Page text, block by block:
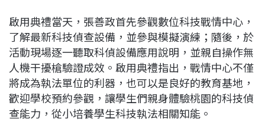
啟用典禮當天，張善政首先參觀數位科技戰情中心，
了解最新科技偵查設備，並參與模擬演練；隨後，於
活動現場逐一聽取科偵設備應用說明，並親自操作無
人機干擾槍驗證成效。啟用典禮指出，戰情中心不僅
將成為執法單位的利器，也可以是良好的教育基地，
歡迎學校預約參觀，讓學生們親身體驗桃園的科技偵
查能力，從小培養學生科技執法相關知能。